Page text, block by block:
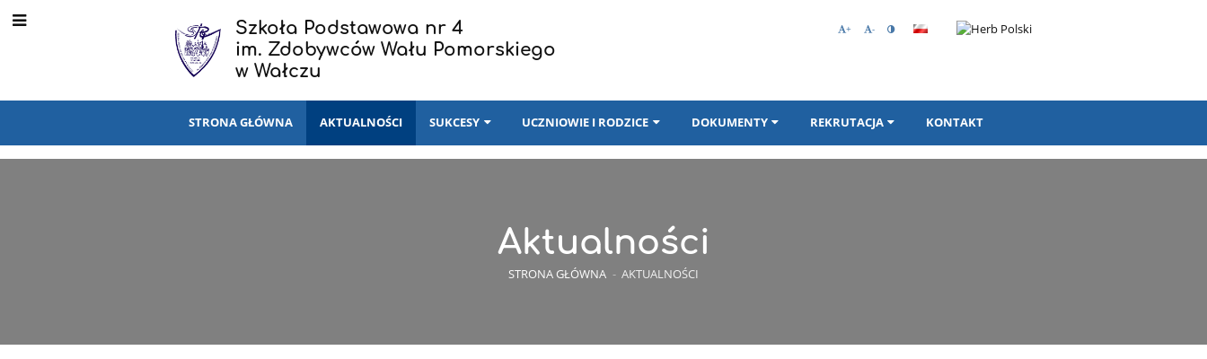
Szkoła Podstawowa nr 4
im. Zdobywców Wału Pomorskiego
w Wałczu
+ -
STRONA GŁÓWNA AKTUALNOŚCI SUKCESY UCZNIOWIE I RODZICE DOKUMENTY REKRUTACJA KONTAKT
Aktualności
STRONA GŁÓWNA - AKTUALNOŚCI